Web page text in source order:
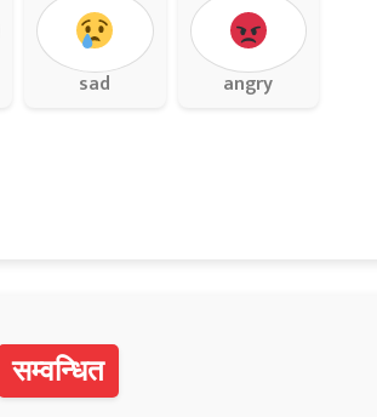
sad angry
सम्वन्धित